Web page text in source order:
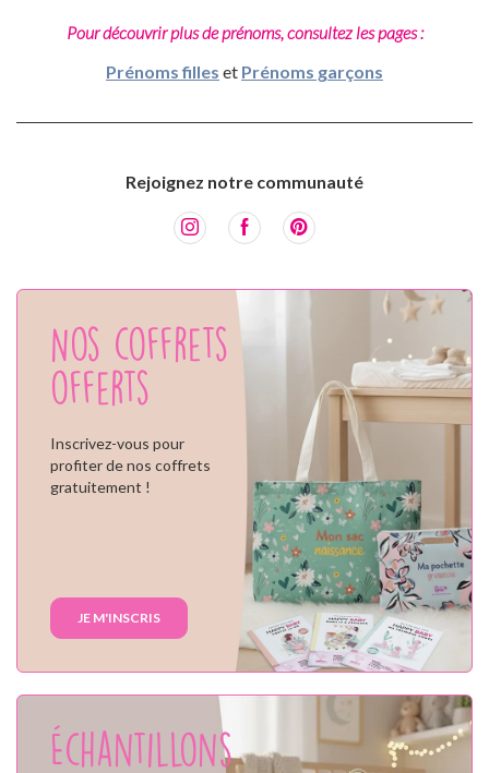
Pour découvrir plus de prénoms, consultez les pages :
Prénoms filles et Prénoms garçons
Rejoignez notre communauté
Nos coffrets
offerts
Inscrivez-vous pour
profiter de nos coffrets
gratuitement !
JE M'INSCRIS
Échantillons